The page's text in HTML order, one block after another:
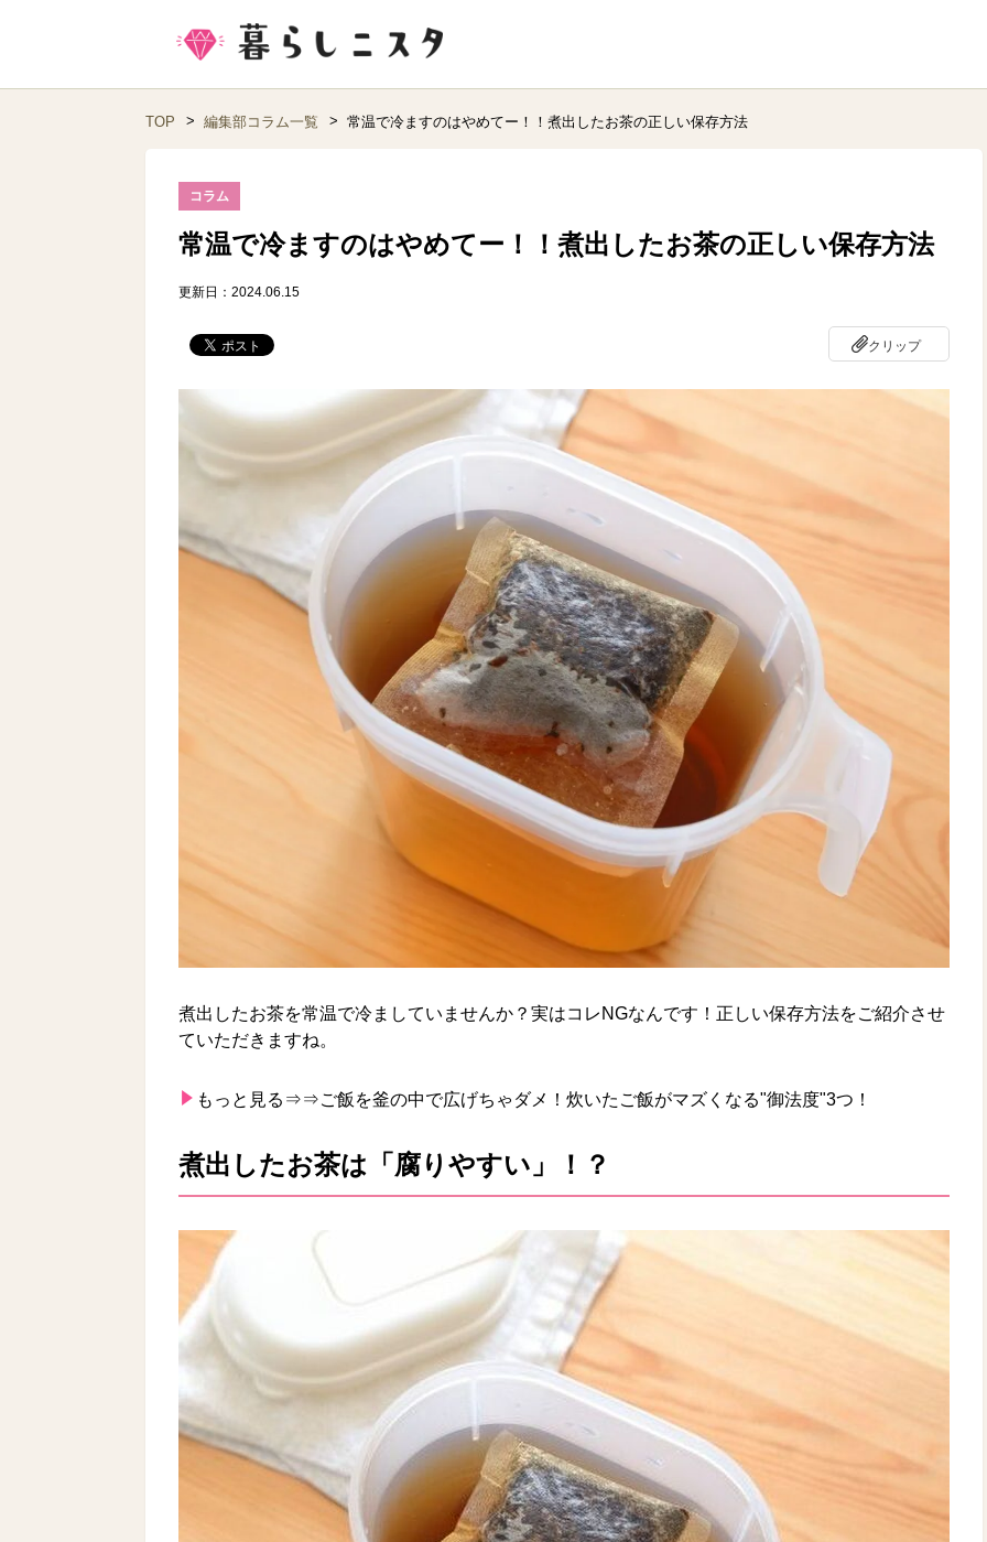
TOP 編集部コラム一覧 常温で冷ますのはやめてー！！煮出したお茶の正しい保存方法
コラム
常温で冷ますのはやめてー！！煮出したお茶の正しい保存方法
更新日：2024.06.15
クリップ
煮出したお茶を常温で冷ましていませんか？実はコレNGなんです！正しい保存方法をご紹介させ
ていただきますね。
もっと見る⇒⇒ご飯を釜の中で広げちゃダメ！炊いたご飯がマズくなる"御法度"3つ！
煮出したお茶は「腐りやすい」！？